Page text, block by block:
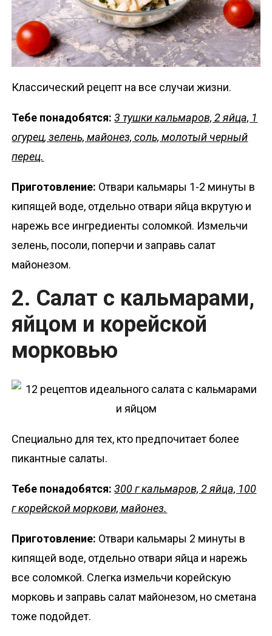
Классический рецепт на все случаи жизни.
Тебе понадобятся:3 тушки кальмаров, 2 яйца, 1
огурец, зелень, майонез, соль, молотый черный
перец.
Приготовление: Отвари кальмары 1-2 минуты в
кипящей воде, отдельно отвари яйца вкрутую и
нарежь все ингредиенты соломкой. Измельчи
зелень, посоли, поперчи и заправь салат
майонезом.
2. Салат с кальмарами,
яйцом и корейской
морковью
Специально для тех, кто предпочитает более
пикантные салаты.
Тебе понадобятся:300 г кальмаров, 2 яйца, 100
г корейской моркови, майонез.
Приготовление: Отвари кальмары 2 минуты в
кипящей воде, отдельно отвари яйца и нарежь
все соломкой. Слегка измельчи корейскую
морковь и заправь салат майонезом, но сметана
тоже подойдет.